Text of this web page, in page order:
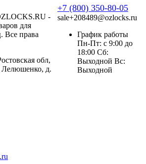
-
для
Все права
обл,
Лелюшенко, д.
+7 (800) 350-80-05
sale+208489@ozlocks.ru
График работы
Пн-Пт: с 9:00 до
18:00 Сб:
Выходной Вс:
Выходной